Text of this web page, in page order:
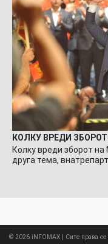
КОЛКУ ВРЕДИ
Колку вреди зборот
друга тема,
© 2026 iNFOMAX | Сите права